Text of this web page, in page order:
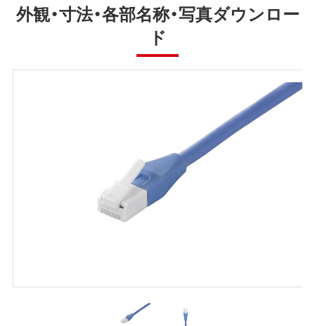
外観・寸法・各部名称・写真ダウンロー
ド